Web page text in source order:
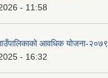
- 11:58
आवधिक योजना-२०७९
- 16:32